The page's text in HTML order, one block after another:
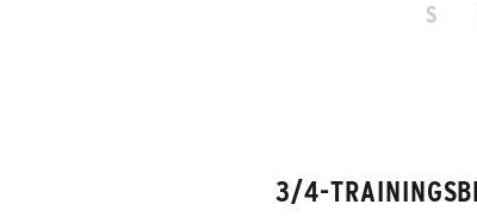
S
3/4-